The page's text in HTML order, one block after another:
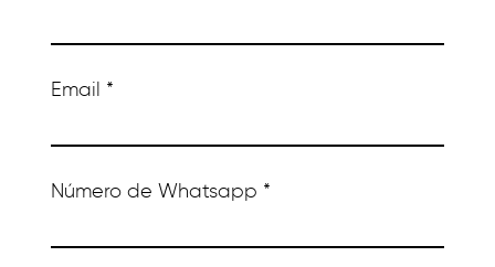
Email
Número de Whatsapp